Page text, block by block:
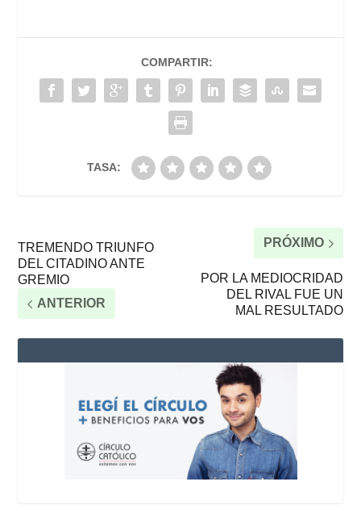
COMPARTIR:
TASA:
TREMENDO TRIUNFO
DEL CITADINO ANTE
GREMIO
ANTERIOR
PRÓXIMO
POR LA MEDIOCRIDAD
DEL RIVAL FUE UN
MAL RESULTADO